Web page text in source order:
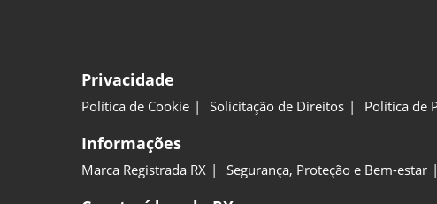
Privacidade
Política de Cookie Solicitação de Direitos Política de
Informações
Marca Registrada RX Segurança, Proteção e Bem-estar